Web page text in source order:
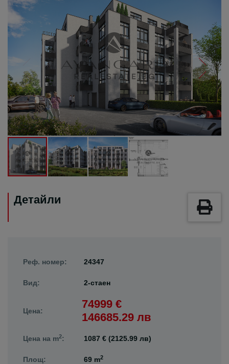
Детайли
Реф. номер: 24347
Вид: 2-стаен
Цена:
74999 €
146685.29 лв
Цена на m2: 1087 € (2125.99 лв)
Площ: 69 m2